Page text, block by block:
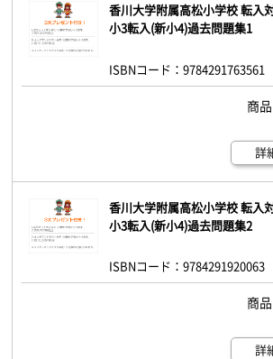
香川大学附属高松小学校 転入
小3転入(新小4)過去問題集1
ISBNコード：9784291763561
詳
香川大学附属高松小学校 転入
小3転入(新小4)過去問題集2
ISBNコード：9784291920063
詳